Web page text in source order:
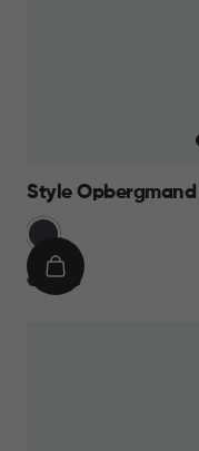
Style
Grijs
€
€ 12,95
IN